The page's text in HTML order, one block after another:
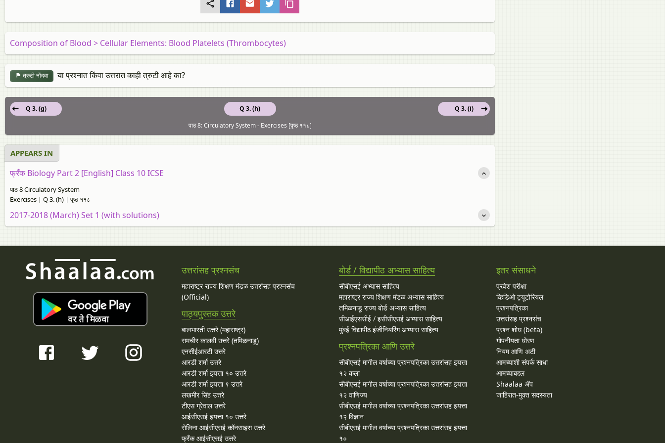
Composition of Blood > Cellular Elements: Blood Platelets (Thrombocytes)
त्रुटी नोंदवा या प्रश्नात किंवा उत्तरात काही त्रुटी आहे का?
Q 3. (h)
Q 3. (g)
Q 3. (i)
पाठ 8: Circulatory System - Exercises [पृष्ठ ११८]
APPEARS IN
फ्रँक Biology Part 2 [English] Class 10 ICSE
पाठ 8 Circulatory System
Exercises | Q 3. (h) | पृष्ठ ११८
2017-2018 (March) Set 1 (with solutions)
उत्तरांसह प्रश्नसंच
महाराष्ट्र राज्य शिक्षण मंडळ उत्तरांसह प्रश्नसंच
(Official)
पाठ्यपुस्तक उत्तरे
बालभारती उत्तरे (महाराष्ट्र)
समचीर कालवी उत्तरे (तमिळनाडू)
एनसीईआरटी उत्तरे
आरडी शर्मा उत्तरे
आरडी शर्मा इयत्ता १० उत्तरे
आरडी शर्मा इयत्ता ९ उत्तरे
लखमीर सिंह उत्तरे
टीएस ग्रेवाल उत्तरे
आईसीएसई इयत्ता १० उत्तरे
सेलिना आईसीएसई कॉनसाइस उत्तरे
फ्रँक आईसीएसई उत्तरे
बोर्ड / विद्यापीठ अभ्यास साहित्य
सीबीएसई अभ्यास साहित्य
महाराष्ट्र राज्य शिक्षण मंडळ अभ्यास साहित्य
तमिळनाडू राज्य बोर्ड अभ्यास साहित्य
सीआईएससीई / इसीसीएसई अभ्यास साहित्य
मुंबई विद्यापीठ इंजीनियरिंग अभ्यास साहित्य
प्रश्नपत्रिका आणि उत्तरे
सीबीएसई मागील वर्षाच्या प्रश्‍नपत्रिका उत्तरांसह इयत्ता
१२ कला
सीबीएसई मागील वर्षाच्या प्रश्‍नपत्रिका उत्तरांसह इयत्ता
१२ वाणिज्य
सीबीएसई मागील वर्षाच्या प्रश्‍नपत्रिका उत्तरांसह इयत्ता
१२ विज्ञान
सीबीएसई मागील वर्षाच्या प्रश्‍नपत्रिका उत्तरांसह इयत्ता
१०
इतर संसाधने
प्रवेश परीक्षा
व्हिडिओ ट्यूटोरियल
प्रश्नपत्रिका
उत्तरांसह प्रश्नसंच
प्रश्न शोध (beta)
गोपनीयता धोरण
नियम आणि अटी
आमच्याशी संपर्क साधा
आमच्याबद्दल
Shaalaa ॲप
जाहिरात-मुक्त सदस्यता